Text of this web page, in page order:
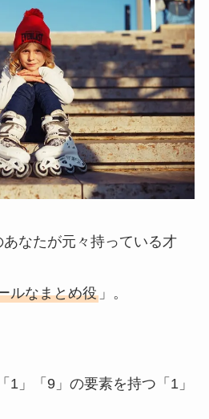
なたが元々持っている才
ルなまとめ役」。
1」「9」の要素を持つ「1」